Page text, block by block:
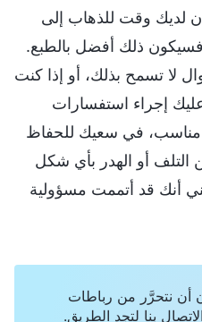
لديك وقت للذهاب إلى
فسيكون ذلك أفضل بالطبع.
لا تسمح بذلك، أو إذا كنت
إجراء استفسارات
في سعيك للحفاظ
التلف أو الهدر بأي شكل
أنك قد أتممت مسؤولية
أن نتحرَّر من رباطات
بنا لتجد الطريق.